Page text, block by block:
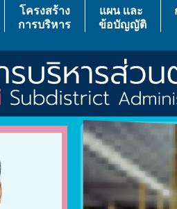
โครงสร้าง
การบริหาร
แผน เเละ
ข้อบัญญัติ